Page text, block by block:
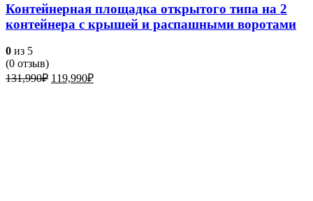
Контейнерная площадка открытого типа на 2
контейнера с крышей и распашными воротами
0 из 5
(0 отзыв)
131,990₽ Первоначальная
119,990₽Текущая